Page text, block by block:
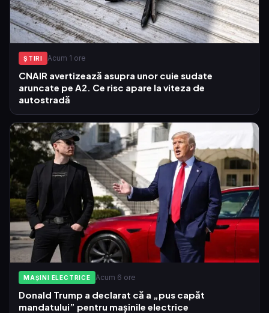
ŞTIRI Acum 1 ore
CNAIR avertizează asupra unor cuie sudate
aruncate pe A2. Ce risc apare la viteza de
autostradă
MAȘINI ELECTRICE Acum 6 ore
Donald Trump a declarat că a „pus capăt
mandatului” pentru mașinile electrice